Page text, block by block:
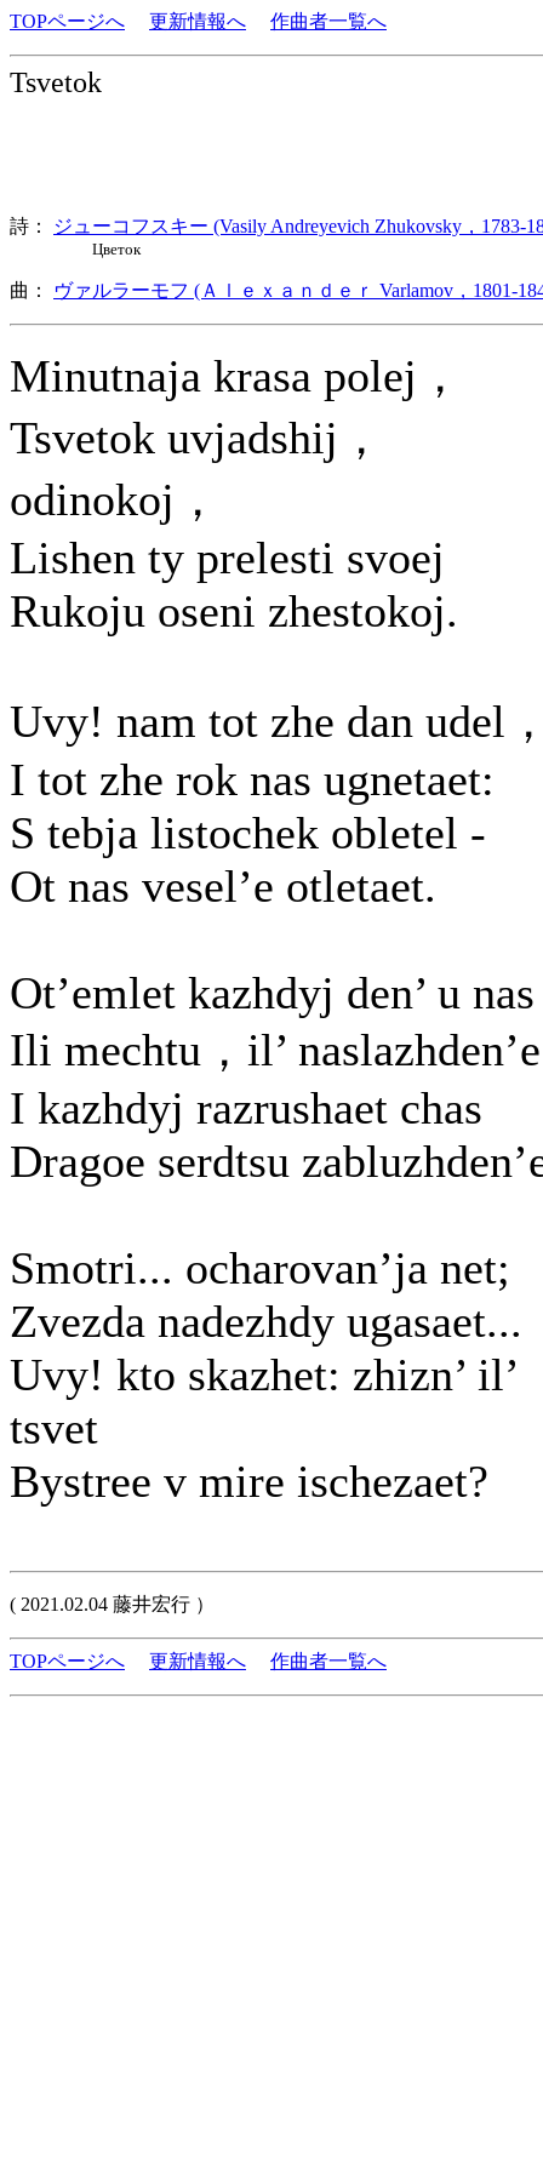
TOPページへ 更新情報へ 作曲者一覧へ
Tsvetok
詩： ジューコフスキー (Vasily Andreyevich Zhukovsky，1783-
Цветок
曲： ヴァルラーモフ (Ａｌｅｘａｎｄｅｒ Varlamov，1801-
Minutnaja krasa polej，
Tsvetok uvjadshij，
odinokoj，
Lishen ty prelesti svoej
Rukoju oseni zhestokoj.
Uvy! nam tot zhe dan udel
I tot zhe rok nas ugnetaet:
S tebja listochek obletel -
Ot nas vesel’e otletaet.
Ot’emlet kazhdyj den’ u nas
Ili mechtu，il’
I kazhdyj razrushaet chas
Dragoe serdtsu
Smotri... ocharovan’ja net;
Zvezda nadezhdy ugasaet...
Uvy! kto skazhet: zhizn’ il’
tsvet
Bystree v mire ischezaet?
( 2021.02.04 藤井宏行 ）
TOPページへ 更新情報へ 作曲者一覧へ